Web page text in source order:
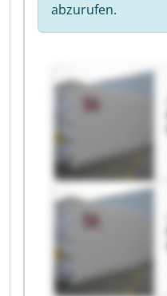
abzurufen.